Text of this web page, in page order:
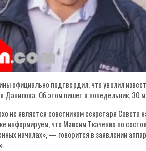
официально подтвердил, что уволил
Данилова. Об этом пишет в понедельник, 30
не является советником секретаря Совета
информируем, что Максим Ткаченко по
началах», — говорится в заявлении